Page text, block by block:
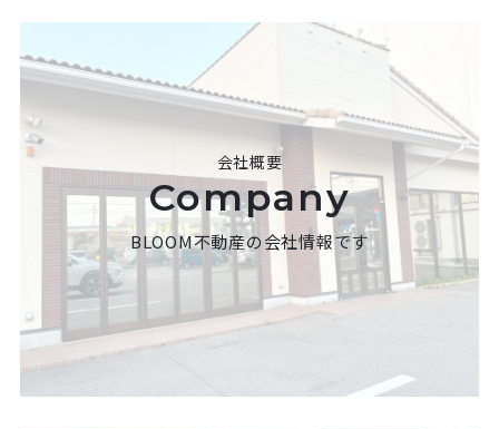
会社概要
Company
BLOOM不動産の会社情報です